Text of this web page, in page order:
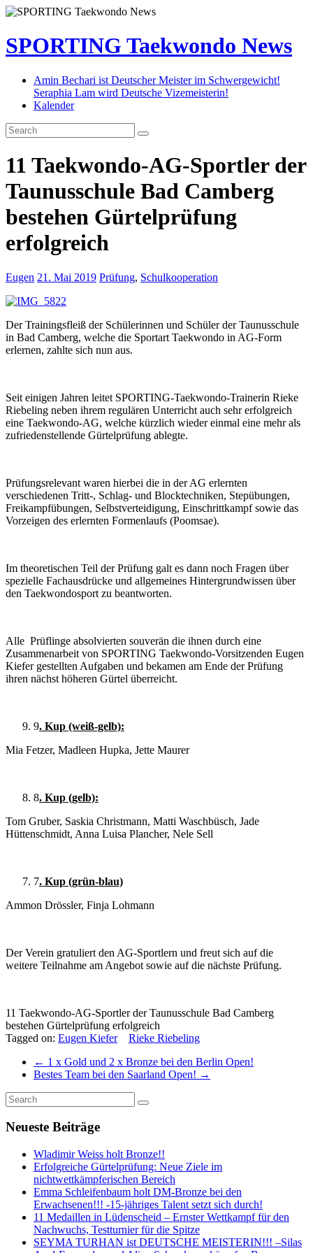
SPORTING Taekwondo News
Amin Bechari ist Deutscher Meister im Schwergewicht!
Seraphia Lam wird Deutsche Vizemeisterin!
Kalender
11 Taekwondo-AG-Sportler der
Taunusschule Bad Camberg
bestehen Gürtelprüfung
erfolgreich
Eugen 21. Mai 2019 Prüfung, Schulkooperation
Der Trainingsfleiß der Schülerinnen und Schüler der Taunusschule
in Bad Camberg, welche die Sportart Taekwondo in AG-Form
erlernen, zahlte sich nun aus.
Seit einigen Jahren leitet SPORTING-Taekwondo-Trainerin Rieke
Riebeling neben ihrem regulären Unterricht auch sehr erfolgreich
eine Taekwondo-AG, welche kürzlich wieder einmal eine mehr als
zufriedenstellende Gürtelprüfung ablegte.
Prüfungsrelevant waren hierbei die in der AG erlernten
verschiedenen Tritt-, Schlag- und Blocktechniken, Stepübungen,
Freikampfübungen, Selbstverteidigung, Einschrittkampf sowie das
Vorzeigen des erlernten Formenlaufs (Poomsae).
Im theoretischen Teil der Prüfung galt es dann noch Fragen über
spezielle Fachausdrücke und allgemeines Hintergrundwissen über
den Taekwondosport zu beantworten.
Alle Prüflinge absolvierten souverän die ihnen durch eine
Zusammenarbeit von SPORTING Taekwondo-Vorsitzenden Eugen
Kiefer gestellten Aufgaben und bekamen am Ende der Prüfung
ihren nächst höheren Gürtel überreicht.
9. Kup (weiß-gelb):
Mia Fetzer, Madleen Hupka, Jette Maurer
8. Kup (gelb):
Tom Gruber, Saskia Christmann, Matti Waschbüsch, Jade
Hüttenschmidt, Anna Luisa Plancher, Nele Sell
7. Kup (grün-blau)
Ammon Drössler, Finja Lohmann
Der Verein gratuliert den AG-Sportlern und freut sich auf die
weitere Teilnahme am Angebot sowie auf die nächste Prüfung.
11 Taekwondo-AG-Sportler der Taunusschule Bad Camberg
bestehen Gürtelprüfung erfolgreich
Tagged on: Eugen Kiefer
Rieke Riebeling
← 1 x Gold und 2 x Bronze bei den Berlin Open!
Bestes Team bei den Saarland Open! →
Neueste Beiträge
Wladimir Weiss holt Bronze!!
Erfolgreiche Gürtelprüfung: Neue Ziele im
nichtwettkämpferischen Bereich
Emma Schleifenbaum holt DM-Bronze bei den
Erwachsenen!!! -15-jähriges Talent setzt sich durch!
11 Medaillen in Lüdenscheid – Ernster Wettkampf für den
Nachwuchs, Testturnier für die Spitze
SEYMA TURHAN ist DEUTSCHE MEISTERIN!!! –Silas